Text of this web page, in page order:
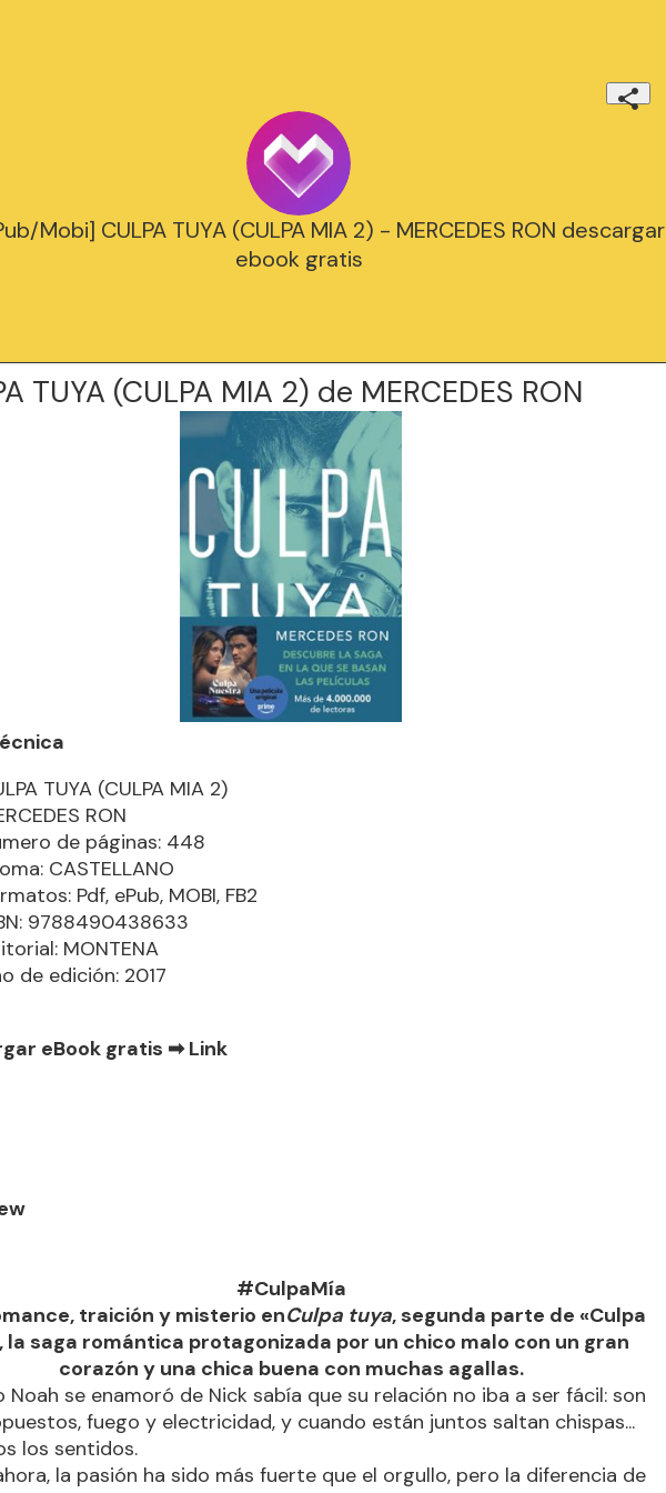
Mobi] CULPA TUYA (CULPA MIA 2) - MERCEDES RON descargar
ebook gratis
TUYA (CULPA MIA 2) de MERCEDES RON
TUYA (CULPA MIA 2)
RON
de páginas: 448
CASTELLANO
Pdf, ePub, MOBI, FB2
9788490438633
MONTENA
de edición: 2017
eBook gratis ➡Link
#CulpaMía
traición y misterio enCulpa tuya, segunda parte de «Culpa
la saga romántica protagonizada por un chico malo con un gran
corazón y una chica buena con muchas agallas.
Noah se enamoró de Nick sabía que su relación no iba a ser fácil: son
fuego y electricidad, y cuando están juntos saltan chispas...
los sentidos.
la pasión ha sido más fuerte que el orgullo, pero la diferencia de